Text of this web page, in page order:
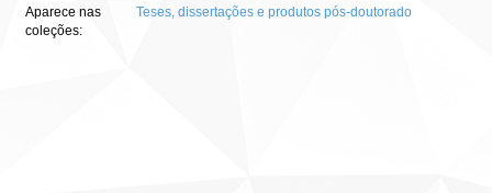
Aparece nas
coleções:
Teses, dissertações e produtos pós-doutorado